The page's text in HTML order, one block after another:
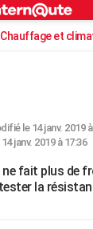
S'inscrire
Chauffage et
le 14 janv. 2019
14 janv. 2019 à 17:36
fait plus de
la